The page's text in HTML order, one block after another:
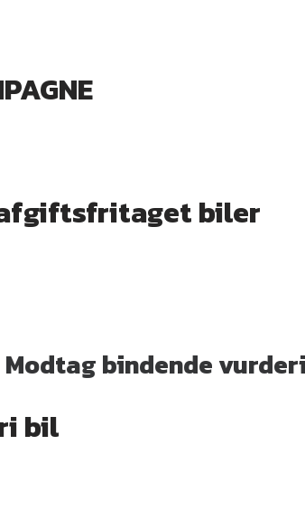
biler
Modtag bindende
bil